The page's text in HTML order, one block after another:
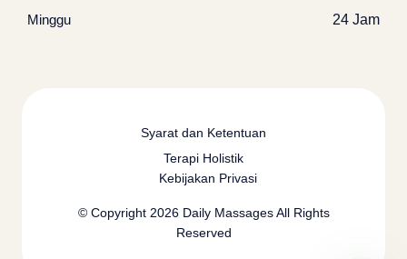
Minggu 24 Jam
© Copyright 2026Daily MassagesAll Rights
Reserved
Syarat dan Ketentuan
Terapi Holistik
Kebijakan Privasi